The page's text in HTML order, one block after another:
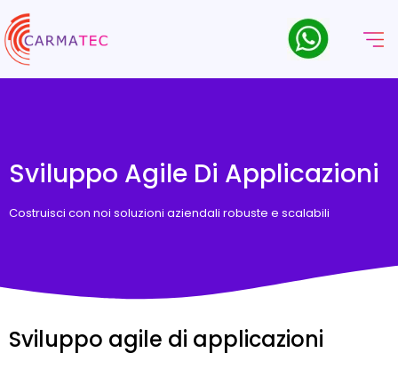
Sviluppo Agile Di Applicazioni
Costruisci con noi soluzioni aziendali robuste e scalabili
Sviluppo agile di applicazioni